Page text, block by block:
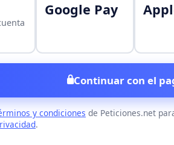
Google Pay
Continuar con el
y condiciones de Peticiones.net
.